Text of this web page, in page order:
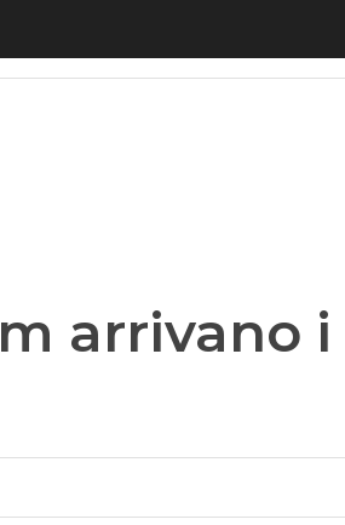
arrivano i